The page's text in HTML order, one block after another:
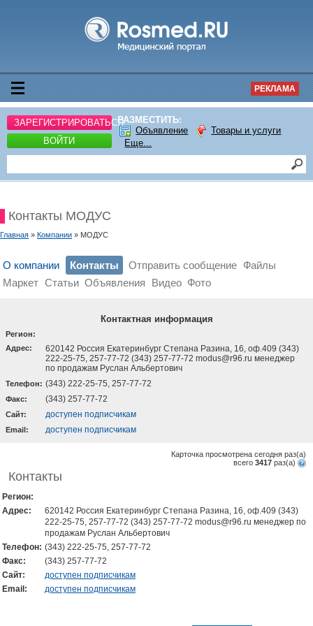
РЕКЛАМА
ЗАРЕГИСТРИРОВАТЬСЯ
ВОЙТИ
РАЗМЕСТИТЬ:
Объявление
Товары и услуги
Еще...
Контакты МОДУС
Главная » Компании » МОДУС
О компании Контакты Отправить сообщение Файлы
Маркет Статьи Объявления Видео Фото
Контактная информация
Регион:
Адрес:
620142 Россия Екатеринбург Степана Разина, 16, оф.409 (343)
222-25-75, 257-77-72 (343) 257-77-72 modus@r96.ru менеджер
по продажам Руслан Альбертович
Телефон: (343) 222-25-75, 257-77-72
Факс: (343) 257-77-72
Cайт: доступен подписчикам
Email: доступен подписчикам
Карточка просмотрена сегодня раз(a)
всего 3417 раз(a)
Контакты
Регион:
Адрес:
620142 Россия Екатеринбург Степана Разина, 16, оф.409 (343)
222-25-75, 257-77-72 (343) 257-77-72 modus@r96.ru менеджер по
продажам Руслан Альбертович
Телефон: (343) 222-25-75, 257-77-72
Факс:
(343) 257-77-72
Cайт:
доступен подписчикам
Email:
доступен подписчикам